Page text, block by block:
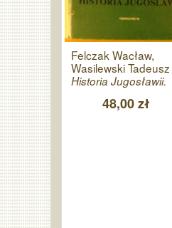
Felczak Wacław,
Wasilewski Tadeusz
Historia Jugosławii.
48,00 zł